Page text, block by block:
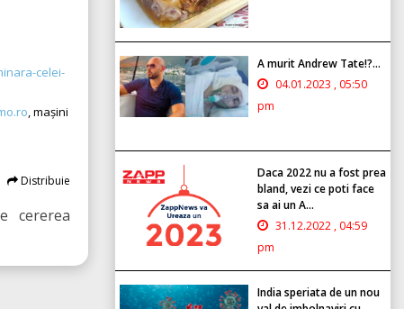
celei-
, mașini
Distribuie
cererea
A murit Andrew Tate!?...
04.01.2023 , 05:50
pm
Daca 2022 nu a fost prea
bland, vezi ce poti face
sa ai un A...
31.12.2022 , 04:59
pm
India speriata de un nou